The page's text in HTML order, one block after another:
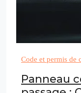
Code et permis de
Panneau